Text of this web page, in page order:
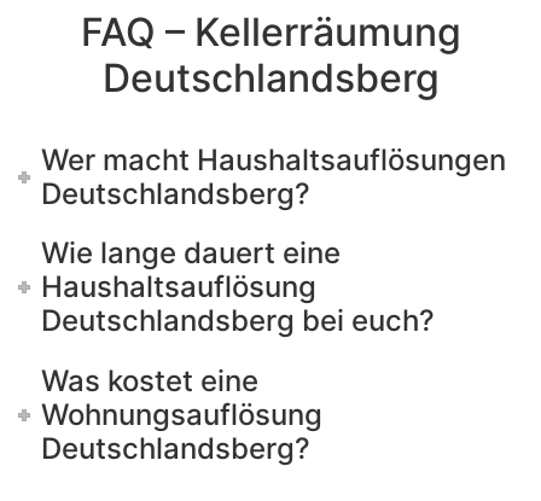
FAQ – Kellerräumung
Deutschlandsberg
Wer macht Haushaltsauflösungen
Deutschlandsberg?
Wie lange dauert eine
Haushaltsauflösung
Deutschlandsberg bei euch?
Was kostet eine
Wohnungsauflösung
Deutschlandsberg?